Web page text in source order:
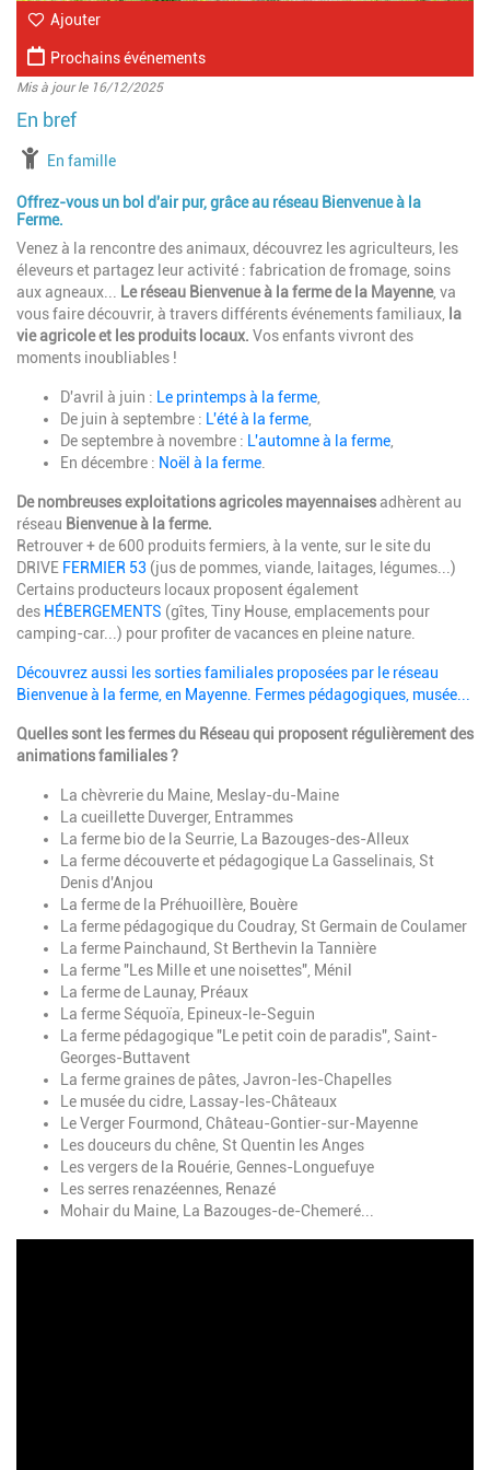
Ajouter
Prochains événements
Mis à jour le 16/12/2025
à partir de
En famille
Offrez-vous un bol d'air pur, grâce au réseau Bienvenue à la
Ferme.
Venez à la rencontre des animaux, découvrez les agriculteurs, les
éleveurs et partagez leur activité : fabrication de fromage, soins
aux agneaux...
Le réseau Bienvenue à la fermede la Mayenne, va
vous faire découvrir, à travers différents événements familiaux,
la
vie agricole et les produits locaux. Vos enfants vivront des
moments inoubliables !
D'avril à juin : Le printemps à la ferme
De juin à septembre : L'été à la ferme
De septembre à novembre : L'automne à la ferme
En décembre : Noël à la ferme
De nombreuses exploitations agricoles mayennaisesadhèrent au
réseau Bienvenue à la ferme.
Retrouver + de 600 produits fermiers, à la vente, sur le site du
DRIVE FERMIER 53 (jus de pommes, viande, laitages, légumes...)
Certains producteurs locaux proposent également
des HÉBERGEMENTS (gîtes, Tiny House, emplacements pour
camping-car...) pour profiter de vacances en pleine nature.
Découvrez aussi les sorties familiales proposées par le réseau
Bienvenue à la ferme, en Mayenne. Fermes pédagogiques, musée...
Quelles sont les fermes du Réseau qui proposent régulièrement des
animations familiales ?
La chèvrerie du Maine, Meslay-du-Maine
La cueillette Duverger, Entrammes
La ferme bio de la Seurrie, La Bazouges-des-Alleux
La ferme découverte et pédagogique La Gasselinais, St
Denis d'Anjou
La ferme de la Préhuoillère, Bouère
La ferme pédagogique du Coudray, St Germain de Coulamer
La ferme Painchaund, St Berthevin la Tannière
La ferme "Les Mille et une noisettes", Ménil
La ferme de Launay, Préaux
La ferme Séquoïa, Epineux-le-Seguin
La ferme pédagogique "Le petit coin de paradis", Saint-
Georges-Buttavent
La ferme graines de pâtes, Javron-les-Chapelles
Le musée du cidre, Lassay-les-Châteaux
Le Verger Fourmond, Château-Gontier-sur-Mayenne
Les douceurs du chêne, St Quentin les Anges
Les vergers de la Rouérie, Gennes-Longuefuye
Les serres renazéennes, Renazé
Mohair du Maine, La Bazouges-de-Chemeré...